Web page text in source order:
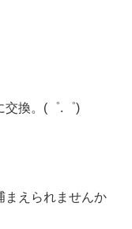
交換。(゜.゜)
まえられませんか